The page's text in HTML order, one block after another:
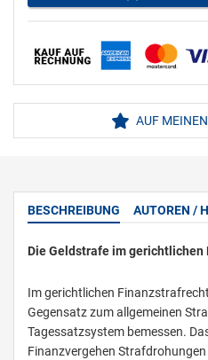
AUF
BESCHREIBUNG AUTOREN /
Die Geldstrafe im
Im gerichtlichen
Gegensatz zum allgemeinen
Tagessatzsystem bemessen.
Finanzvergehen